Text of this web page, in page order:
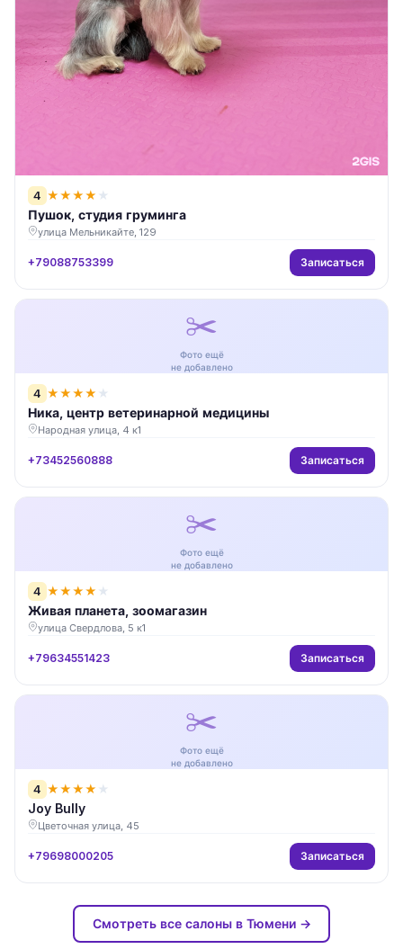
4 ★★★★ ★
Пушок, студия груминга
улица Мельникайте, 129
+79088753399 Записаться
✂️
Фото ещё
не добавлено
4 ★★★★ ★
Ника, центр ветеринарной медицины
Народная улица, 4 к1
+73452560888 Записаться
✂️
Фото ещё
не добавлено
4 ★★★★ ★
Живая планета, зоомагазин
улица Свердлова, 5 к1
+79634551423 Записаться
✂️
Фото ещё
не добавлено
4 ★★★★ ★
Joy Bully
Цветочная улица, 45
+79698000205 Записаться
Смотреть все салоны в Тюмени →